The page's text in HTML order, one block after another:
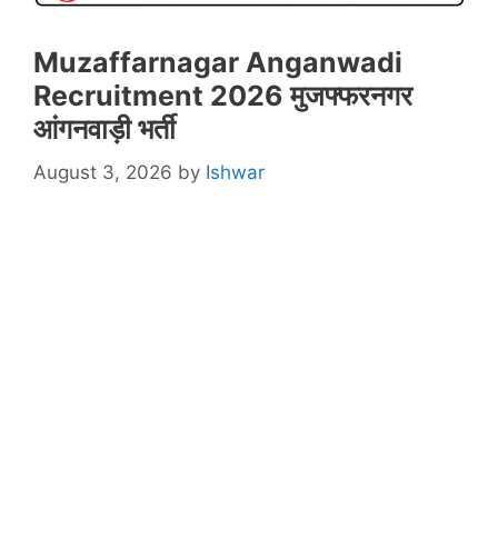
Muzaffarnagar Anganwadi
Recruitment 2026 मुजफ्फरनगर
आंगनवाड़ी भर्ती
August 3, 2026 by Ishwar